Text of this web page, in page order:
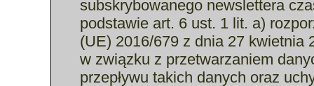
subskrybowanego newslettera
podstawie art. 6 ust. 1 lit. a)
(UE) 2016/679 z dnia 27 kwietnia
w związku z przetwarzaniem
przepływu takich danych oraz